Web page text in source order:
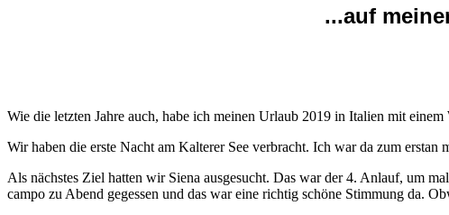
...auf
Wie die letzten Jahre auch, habe ich meinen Urlaub 2019 in Italien mit
Wir haben die erste Nacht am Kalterer See verbracht. Ich war da zum erstan
Als nächstes Ziel hatten wir Siena ausgesucht. Das war der 4. Anlauf, um
campo zu Abend gegessen und das war eine richtig schöne Stimmung da.